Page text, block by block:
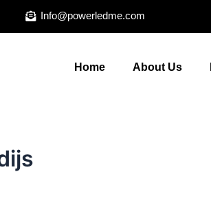
Info@powerledme.com
Home About Us